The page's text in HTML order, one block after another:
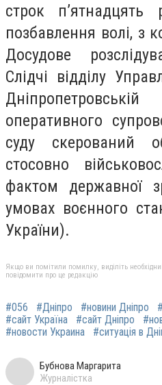
строк п’ятнадцять
позбавлення волі, з
Досудове
Слідчі відділу
оперативного
суду скерований
стосовно
фактом державної
умовах воєнного
України).
Якщо ви помітили помилку, виділіть
повідомити про це редакцію
#056 #Дніпро #новини Дніпро
#сайт Україна
#сайт Дніпро
#новости Украина
#ситуація в
Бубнова Маргарита
Журналістка